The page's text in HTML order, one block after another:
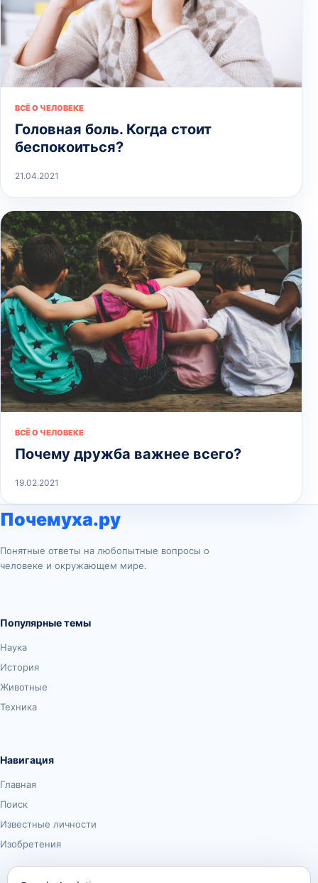
ВСЁ О ЧЕЛОВЕКЕ
Головная боль. Когда стоит
беспокоиться?
21.04.2021
ВСЁ О ЧЕЛОВЕКЕ
Почему дружба важнее всего?
19.02.2021
Почемуха.ру
Понятные ответы на любопытные вопросы о
человеке и окружающем мире.
Популярные темы
Наука
История
Животные
Техника
Навигация
Главная
Поиск
Известные личности
Изобретения